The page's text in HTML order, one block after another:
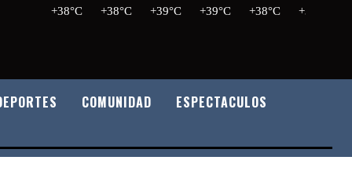
+38°C +38°C +39°C +39°C +38°C +38°C
COMUNIDAD
ESPECTACULOS